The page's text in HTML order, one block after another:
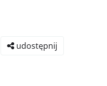
udostępnij